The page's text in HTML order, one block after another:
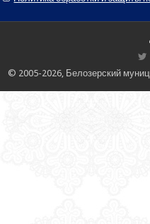
© 2005-2026, Белозерский